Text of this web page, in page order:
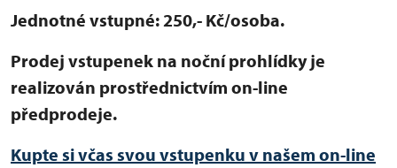
Jednotné vstupné: 250,- Kč/osoba.
Prodej vstupenek na noční prohlídky je
realizován prostřednictvím on-line
předprodeje.
Kupte si včas svou vstupenku v našem on-line